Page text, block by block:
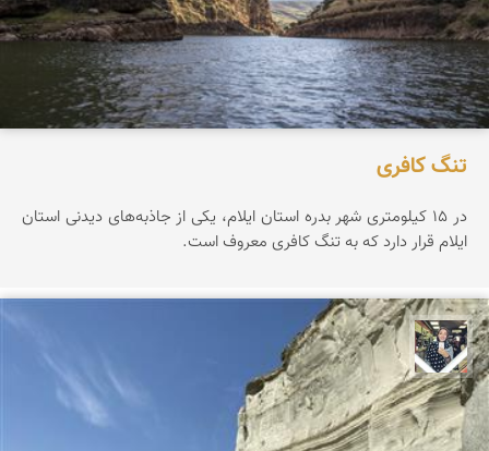
تنگ کافری
در ۱۵ کیلومتری شهر بدره استان ایلام، یکی از جاذبه‌های دیدنی استان
ایلام قرار دارد که به تنگ کافری معروف است.
فاطمه جداری